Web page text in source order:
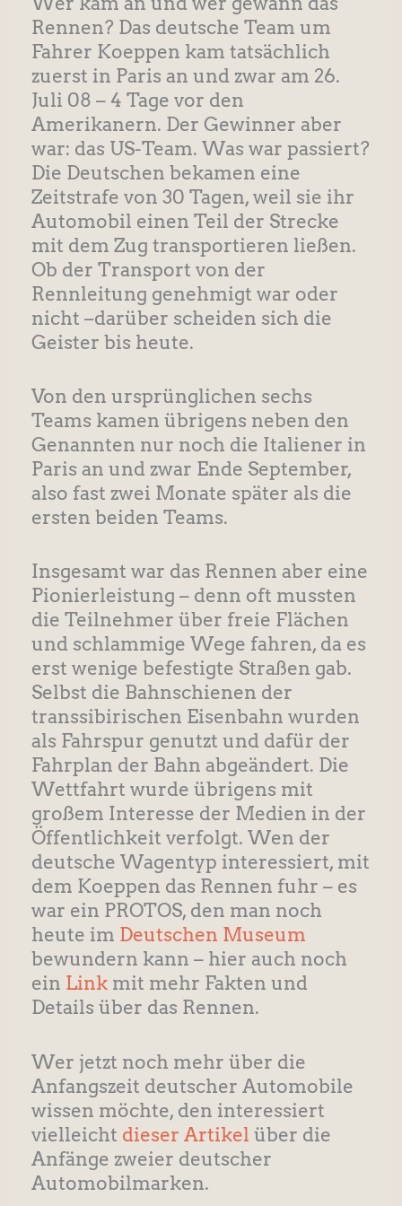
Rennen? Das deutsche Team um
Fahrer Koeppen kam tatsächlich
zuerst in Paris an und zwar am 26.
Juli 08 – 4 Tage vor den
Amerikanern. Der Gewinner aber
war: das US-Team. Was war passiert?
Die Deutschen bekamen eine
Zeitstrafe von 30 Tagen, weil sie ihr
Automobil einen Teil der Strecke
mit dem Zug transportieren ließen.
Ob der Transport von der
Rennleitung genehmigt war oder
nicht –darüber scheiden sich die
Geister bis heute.
Von den ursprünglichen sechs
Teams kamen übrigens neben den
Genannten nur noch die Italiener in
Paris an und zwar Ende September,
also fast zwei Monate später als die
ersten beiden Teams.
Insgesamt war das Rennen aber eine
Pionierleistung – denn oft mussten
die Teilnehmer über freie Flächen
und schlammige Wege fahren, da es
erst wenige befestigte Straßen gab.
Selbst die Bahnschienen der
transsibirischen Eisenbahn wurden
als Fahrspur genutzt und dafür der
Fahrplan der Bahn abgeändert. Die
Wettfahrt wurde übrigens mit
großem Interesse der Medien in der
Öffentlichkeit verfolgt. Wen der
deutsche Wagentyp interessiert, mit
dem Koeppen das Rennen fuhr – es
war ein PROTOS, den man noch
heute im Deutschen Museum
bewundern kann – hier auch noch
ein Linkmit mehr Fakten und
Details über das Rennen.
Wer jetzt noch mehr über die
Anfangszeit deutscher Automobile
wissen möchte, den interessiert
vielleicht dieser Artikel über die
Anfänge zweier deutscher
Automobilmarken.